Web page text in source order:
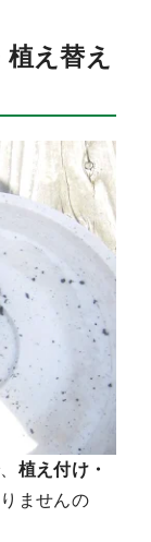
え替え
植え付け・
ませんの